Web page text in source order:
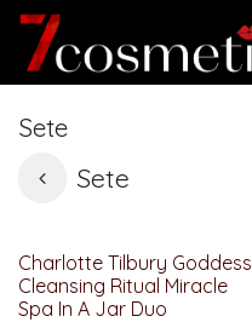
Skip to Content
Sete
Sete
Charlotte Tilbury Goddess
Cleansing Ritual Miracle
Spa In A Jar Duo